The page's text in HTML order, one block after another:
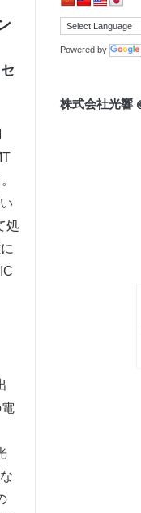
処
Powered by
株式会社光響